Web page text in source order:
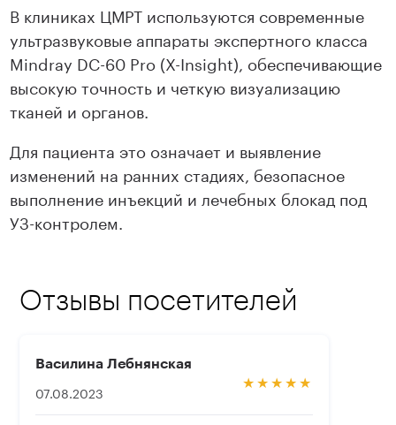
В клиниках ЦМРТ используются современные
ультразвуковые аппараты экспертного класса
Mindray DC-60 Pro (X-Insight), обеспечивающие
высокую точность и четкую визуализацию
тканей и органов.
Для пациента это означает и выявление
изменений на ранних стадиях, безопасное
выполнение инъекций и лечебных блокад под
УЗ-контролем.
Отзывы посетителей
Василина Лебнянская
07.08.2023